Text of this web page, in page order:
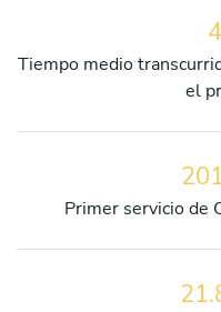
Tiempo medio
el
Primer servicio de